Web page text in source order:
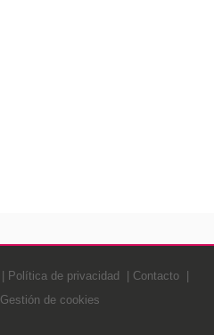
Política de privacidad
Contacto
Gestión de cookies